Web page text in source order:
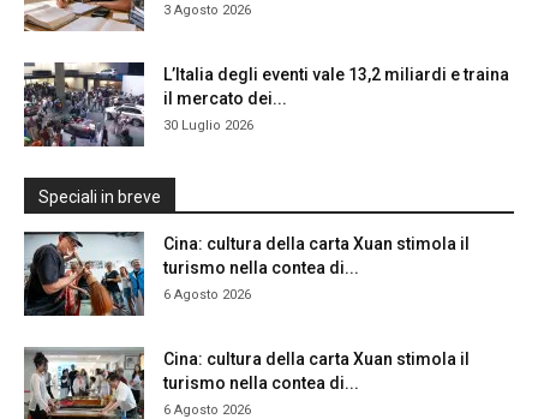
3 Agosto 2026
L’Italia degli eventi vale 13,2 miliardi e traina
il mercato dei...
30 Luglio 2026
Speciali in breve
Cina: cultura della carta Xuan stimola il
turismo nella contea di...
6 Agosto 2026
Cina: cultura della carta Xuan stimola il
turismo nella contea di...
6 Agosto 2026